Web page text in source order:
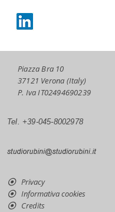
Piazza Bra 10
37121 Verona (Italy)
P. Iva IT02494690239
Tel. +39-045-8002978
Privacy
Informativa cookies
Credits